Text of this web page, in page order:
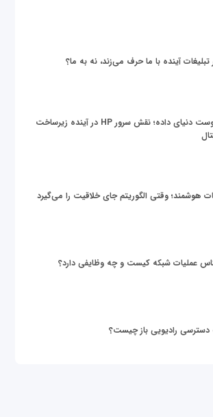
آینده با ما حرف می‌زند، نه به ما؟
زیر پوست دنیای داده؛ نقش سرور HP در آینده زیرساخت
هوشمند؛ وقتی الگوریتم جای خلاقیت را می‌گیرد
عملیات شبکه کیست و چه وظایفی دارد؟
دسترسی رادیویی باز چیست؟